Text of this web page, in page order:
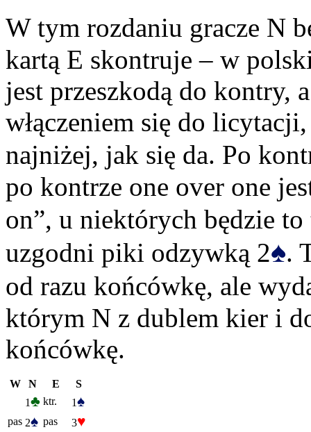
W tym rozdaniu gracze N
kartą E skontruje – w
jest przeszkodą do kontry,
włączeniem się do
najniżej, jak się da. Po
po kontrze one over one
on”, u niektórych będzie
uzgodni piki odzywką 2♠.
od razu końcówkę, ale
którym N z dublem kier i
końcówkę.
W N E
S
1♣ ktr. 1♠
pas 2♠ pas 3♥